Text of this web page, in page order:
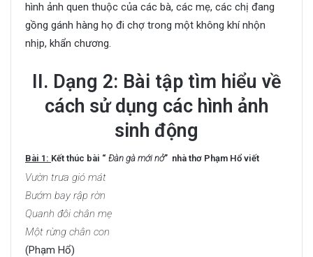
hình ảnh quen thuộc của các bà, các mẹ, các chị đang
gồng gánh hàng họ đi chợ trong một không khí nhộn
nhịp, khẩn chương.
II. Dạng 2: Bài tập tìm hiểu về
cách sử dụng các hình ảnh
sinh động
Bài 1: Kết thúc bài “ Đàn gà mới nở” nhà thơ Phạm Hổ viết
Vườn trưa gió mát
Bướm bay rập rờn
Quanh đôi chân mẹ
Một rừng chân con
(Phạm Hổ)